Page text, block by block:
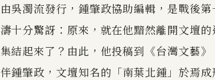
由吳濁流發行，鍾肇政協助編輯，是戰後
濤十分驚訝：原來，就在他黯然離開文壇
集結起來了？由此，他投稿到《台灣文藝
伴鍾肇政，文壇知名的「南葉北鍾」於焉成